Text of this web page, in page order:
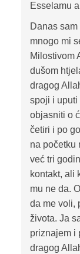
Esselamu
Danas
mnogo mi
Milostivom
dušom
dragog
spoji i uputi
objasniti o
četiri i po
na početku
već tri
kontakt, ali
mu ne da.
da me voli,
života. Ja
priznajem i
dragog